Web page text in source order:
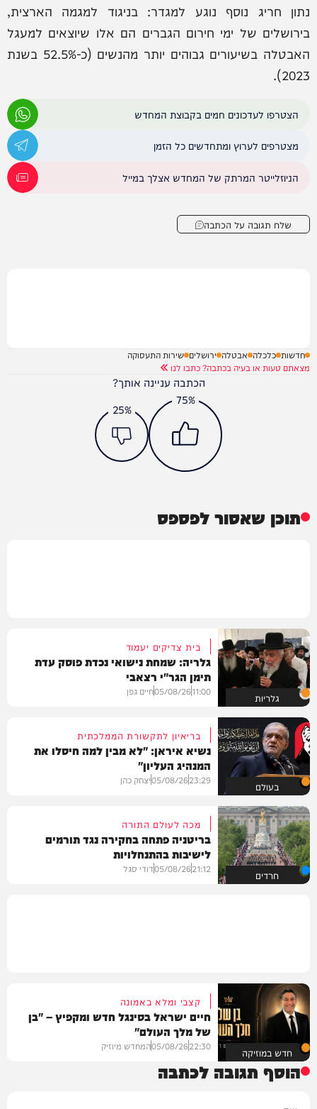
נתון חריג נוסף נוגע למגדר: בניגוד למגמה הארצית,
בירושלים של ימי חירום הגברים הם אלו שיוצאים למעגל
האבטלה בשיעורים גבוהים יותר מהנשים (כ-52.5% בשנת
2023).
הצטרפו לעדכונים חמים בקבוצת המחדש
מצטרפים לערוץ ומתחדשים כל הזמן
הניוזלייטר המרתק של המחדש אצלך במייל
שלח תגובה על הכתבה
חדשות כלכלה אבטלה ירושלים שירות התעסוקה
מצאתם טעות או בעיה בכתבה? כתבו לנו
הכתבה עניינה אותך?
75%
25%
תוכן שאסור לפספס
גלריות
בית צדיקים יעמוד
גלריה: שמחת נישואי נכדת פוסק עדת
תימן הגר"י רצאבי
11:00
05/08/26חיים גפן
בעולם
בריאיון לתקשורת הממלכתית
נשיא איראן: "לא מבין למה חיסלו את
המנהיג העליון"
23:29
05/08/26יצחק כהן
חרדים
מכה לעולם התורה
בריטניה פתחה בחקירה נגד תורמים
לישיבות בהתנחלויות
21:12
05/08/26דודי סגל
חדש במוזיקה
קצבי ומלא באמונה
חיים ישראל בסינגל חדש ומקפיץ – "בן
של מלך העולם"
22:30
05/08/26המחדש מיוזיק
הוסף תגובה לכתבה